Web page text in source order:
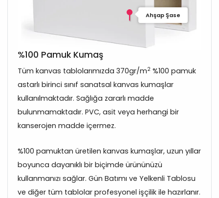
Ahşap Şase
%100 Pamuk Kumaş
Tüm kanvas tablolarımızda 370gr/m2 %100 pamuk
astarlı birinci sınıf sanatsal kanvas kumaşlar
kullanılmaktadır. Sağlığa zararlı madde
bulunmamaktadır. PVC, asit veya herhangi bir
kanserojen madde içermez.
%100 pamuktan üretilen kanvas kumaşlar, uzun yıllar
boyunca dayanıklı bir biçimde ürününüzü
kullanmanızı sağlar. Gün Batımı ve Yelkenli Tablosu
ve diğer tüm tablolar profesyonel işçilik ile hazırlanır.